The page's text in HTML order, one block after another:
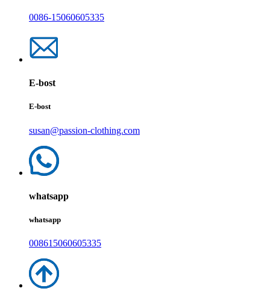
0086-15060605335
E-bost
E-bost
susan@passion-clothing.com
whatsapp
whatsapp
008615060605335